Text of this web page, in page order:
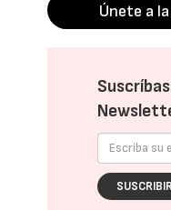
Únete a